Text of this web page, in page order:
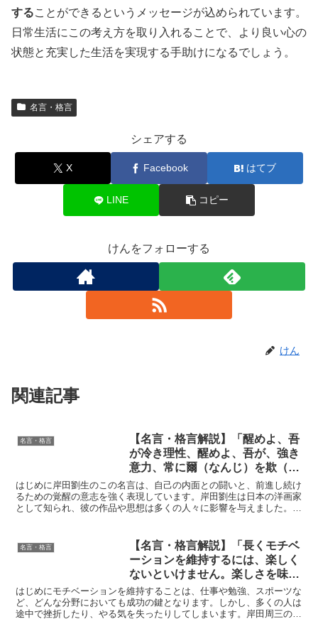
することができるというメッセージが込められています。
日常生活にこの考え方を取り入れることで、より良い心の
状態と充実した生活を実現する手助けになるでしょう。
名言・格言
シェアする
X Facebook はてブ
LINE コピー
けんをフォローする
けん
関連記事
名言・格言
【名言・格言解説】「醒めよ、吾
が冷き理性、醒めよ、吾が、強き
意力、常に爾（なんじ）を欺（あ
ざむ）きて、眠らせんとする、卑
屈なる吾を鞭打て、吾は弱し、さ
れど、吾は、吾自ら進まざる可ら
岸田 劉生の深い意味と得られる
教訓
はじめに岸田劉生のこの名言は、自己の内面との闘いと、前進し続け
るための覚醒の意志を強く表現しています。岸田劉生は日本の洋画家
として知られ、彼の作品や思想は多くの人々に影響を与えました。そ
名言・格言
【名言・格言解説】「長くモチベ
ーションを維持するには、楽しく
ないといけません。楽しさを味わ
えるものは人それぞれ違います
が、目標をクリアした手応えがあ
るかないかはとても大きい。十分
はじめにモチベーションを維持することは、仕事や勉強、スポーツな
ど、どんな分野においても成功の鍵となります。しかし、多くの人は
途中で挫折したり、やる気を失ったりしてしまいます。岸田周三のこ